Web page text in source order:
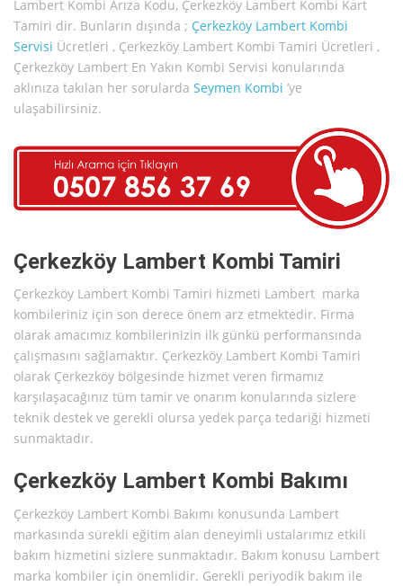
Lambert Kombi Arıza Kodu, Çerkezköy Lambert Kombi Kart
Tamiri dir. Bunların dışında ; Çerkezköy Lambert Kombi
Servisi Ücretleri , Çerkezköy Lambert Kombi Tamiri Ücretleri ,
Çerkezköy Lambert En Yakın Kombi Servisi konularında
aklınıza takılan her sorularda Seymen Kombi ’ye
ulaşabilirsiniz.
Çerkezköy Lambert Kombi Tamiri
Çerkezköy Lambert Kombi Tamiri hizmeti Lambert marka
kombileriniz için son derece önem arz etmektedir. Firma
olarak amacımız kombilerinizin ilk günkü performansında
çalışmasını sağlamaktır. Çerkezköy Lambert Kombi Tamiri
olarak Çerkezköy bölgesinde hizmet veren firmamız
karşılaşacağınız tüm tamir ve onarım konularında sizlere
teknik destek ve gerekli olursa yedek parça tedariği hizmeti
sunmaktadır.
Çerkezköy Lambert Kombi Bakımı
Çerkezköy Lambert Kombi Bakımı konusunda Lambert
markasında sürekli eğitim alan deneyimli ustalarımız etkili
bakım hizmetini sizlere sunmaktadır. Bakım konusu Lambert
marka kombiler için önemlidir. Gerekli periyodik bakım ile